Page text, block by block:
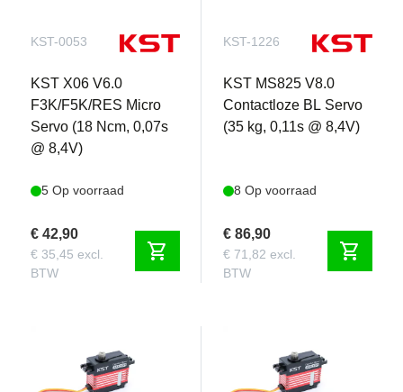
KST-0053
KST X06 V6.0
F3K/F5K/RES Micro
Servo (18 Ncm, 0,07s
@ 8,4V)
5 Op voorraad
€ 42,90
€ 35,45 excl.
BTW
shopping_cart
KST-1226
KST MS825 V8.0
Contactloze BL Servo
(35 kg, 0,11s @ 8,4V)
8 Op voorraad
€ 86,90
€ 71,82 excl.
BTW
shopping_cart